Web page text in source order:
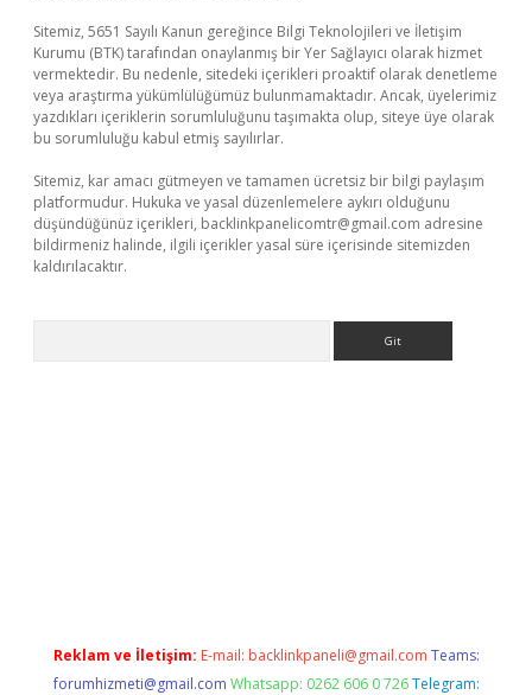
Sitemiz, 5651 Sayılı Kanun gereğince Bilgi Teknolojileri ve İletişim
Kurumu (BTK) tarafından onaylanmış bir Yer Sağlayıcı olarak hizmet
vermektedir. Bu nedenle, sitedeki içerikleri proaktif olarak denetleme
veya araştırma yükümlülüğümüz bulunmamaktadır. Ancak, üyelerimiz
yazdıkları içeriklerin sorumluluğunu taşımakta olup, siteye üye olarak
bu sorumluluğu kabul etmiş sayılırlar.
Sitemiz, kar amacı gütmeyen ve tamamen ücretsiz bir bilgi paylaşım
platformudur. Hukuka ve yasal düzenlemelere aykırı olduğunu
düşündüğünüz içerikleri, backlinkpanelicomtr@gmail.com adresine
bildirmeniz halinde, ilgili içerikler yasal süre içerisinde sitemizden
kaldırılacaktır.
Reklam ve İletişim: E-mail: backlinkpaneli@gmail.com Teams:
forumhizmeti@gmail.com Whatsapp: 0262 606 0 726 Telegram: